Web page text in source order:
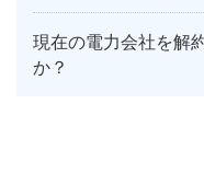
現在の電力会社を解
か？